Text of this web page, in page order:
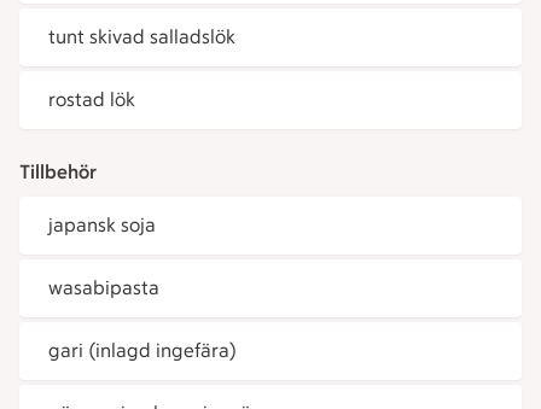
tunt skivad salladslök
rostad lök
Tillbehör
japansk soja
wasabipasta
gari (inlagd ingefära)